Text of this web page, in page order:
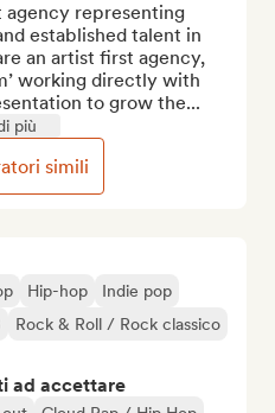
Hip-hop
Indie pop
Rock & Roll / Rock classico
ad accettare
agency representing
established talent in
an artist first agency,
working directly with
to grow the...
più
simili